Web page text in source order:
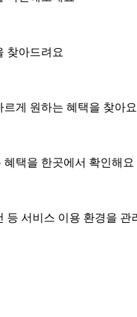
찾아드려요
게 원하는 혜택을 찾아요
택을 한곳에서 확인해요
등 서비스 이용 환경을 관